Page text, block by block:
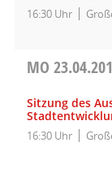
16:30 Uhr
MO
Sitzung des
16:30 Uhr